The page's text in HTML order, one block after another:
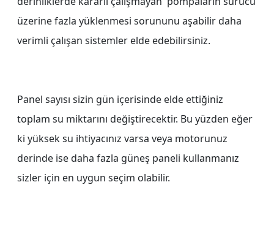
üzerine fazla yüklenmesi sorununu aşabilir daha
verimli çalışan sistemler elde edebilirsiniz.
Panel sayısı sizin gün içerisinde elde ettiğiniz
toplam su miktarını değiştirecektir. Bu yüzden eğer
ki yüksek su ihtiyacınız varsa veya motorunuz
derinde ise daha fazla güneş paneli kullanmanız
sizler için en uygun seçim olabilir.